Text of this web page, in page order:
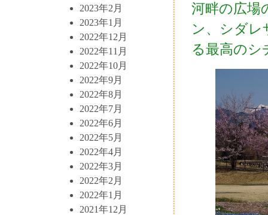
2023年2月
2023年1月
2022年12月
2022年11月
2022年10月
2022年9月
2022年8月
2022年7月
2022年6月
2022年5月
2022年4月
2022年3月
2022年2月
2022年1月
2021年12月
河畔の広場
ン、シダ
る最高のシ